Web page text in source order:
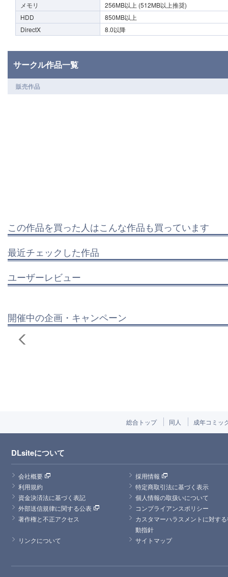
メモリ
256MB以上 (512MB以上推奨)
HDD
850MB以上
DirectX
8.0以降
サークル作品一覧
販売作品
この作品を買った人はこんな作品も買っています
最近チェックした作品
ユーザーレビュー
開催中の企画・キャンペーン
総合トップ 同人 成年コミッ
DLsiteについて
会社概要
採用情報
利用規約
特定商取引法に基づく表示
資金決済法に基づく表記
個人情報の取扱いについて
外部送信規律に関する公表
コンプライアンスポリシー
著作権と不正アクセス
カスタマーハラスメントに対す
動指針
リンクについて
サイトマップ